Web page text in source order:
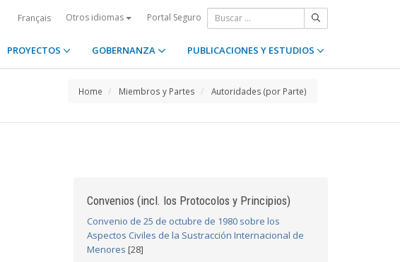
Français Otros idiomas Portal Seguro
PROYECTOS GOBERNANZA PUBLICACIONES Y ESTUDIOS
Home Miembros y Partes Autoridades (por Parte)
Convenios (incl. los Protocolos y Principios)
Convenio de 25 de octubre de 1980 sobre los
Aspectos Civiles de la Sustracción Internacional de
Menores [28]